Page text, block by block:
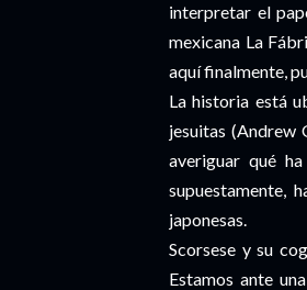
interpretar el
mexicana La
aquí finalmente,
La historia está
jesuitas (Andrew
averiguar qué
supuestamente,
japonesas.
Scorsese y su
Estamos ante